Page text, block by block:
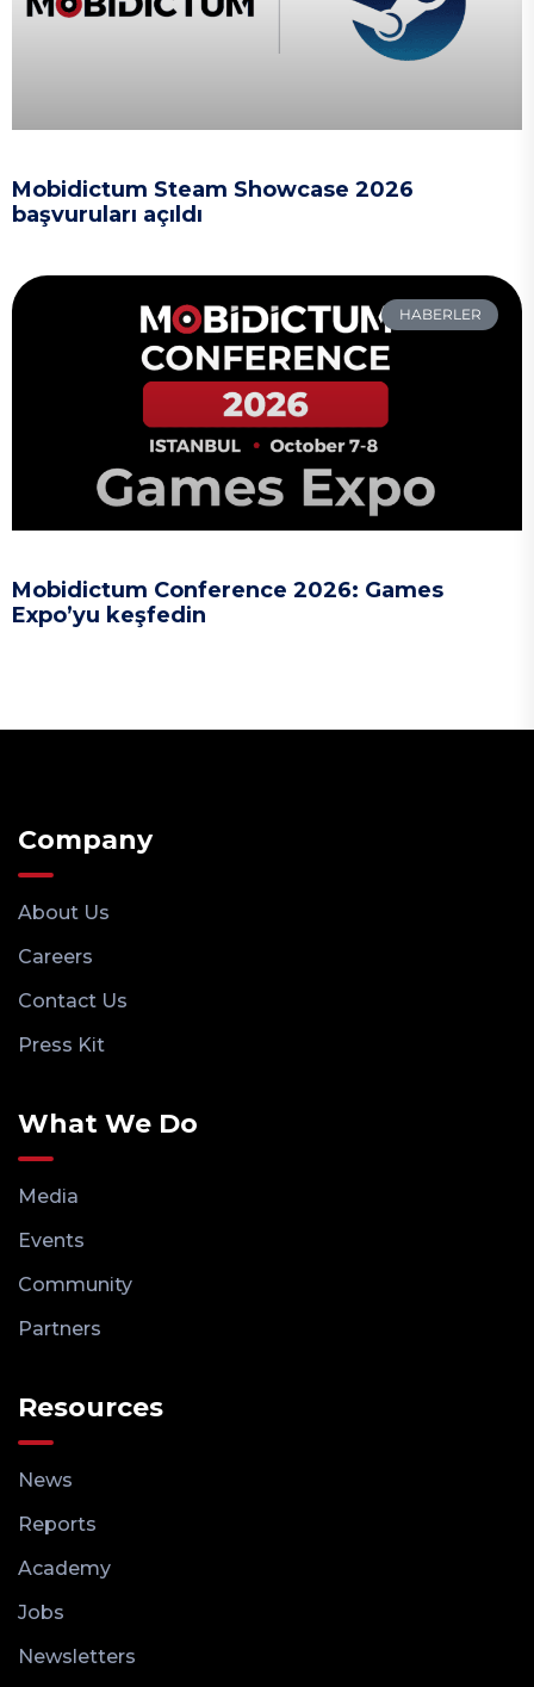
Mobidictum Steam Showcase 2026
başvuruları açıldı
HABERLER
Mobidictum Conference 2026: Games
Expo’yu keşfedin
Company
About Us
Careers
Contact Us
Press Kit
What We Do
Media
Events
Community
Partners
Resources
News
Reports
Academy
Jobs
Newsletters